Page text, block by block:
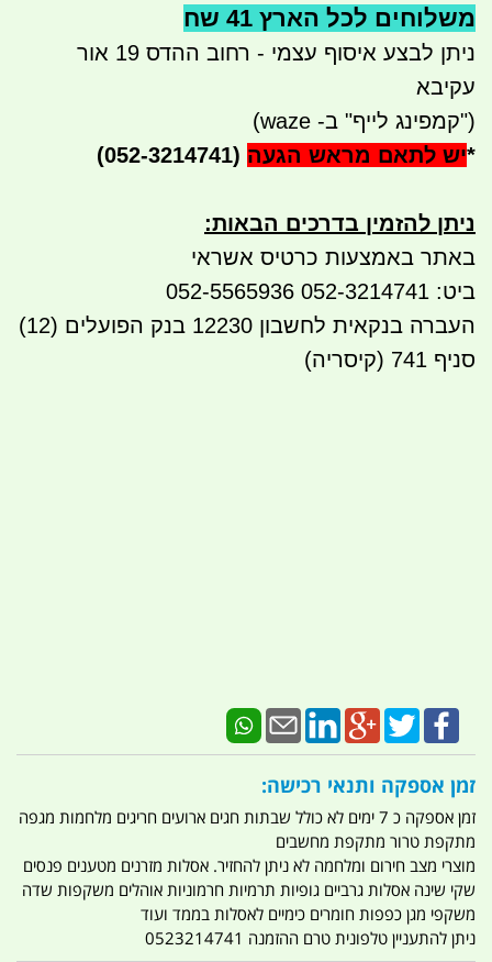
משלוחים לכל הארץ 41 שח
ניתן לבצע איסוף עצמי - רחוב ההדס 19 אור
עקיבא
("קמפינג לייף" ב- waze)
*יש לתאם מראש הגעה (052-3214741)
ניתן להזמין בדרכים הבאות:
באתר באמצעות כרטיס אשראי
ביט: 052-3214741 052-5565936
העברה בנקאית לחשבון 12230 בנק הפועלים (12)
סניף 741 (קיסריה)
זמן אספקה ותנאי רכישה:
זמן אספקה כ 7 ימים לא כולל שבתות חגים ארועים חריגים מלחמות מגפה
מתקפת טרור מתקפת מחשבים
מוצרי מצב חירום ומלחמה לא ניתן להחזיר. אסלות מזרנים מטענים פנסים
שקי שינה אסלות גרביים גופיות תרמיות חרמוניות אוהלים משקפות שדה
משקפי מגן כפפות חומרים כימיים לאסלות בממד ועוד
ניתן להתעניין טלפונית טרם ההזמנה 0523214741